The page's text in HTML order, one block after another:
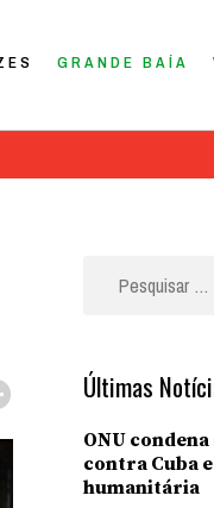
GRANDE BAÍA
Últimas
ONU condena
contra Cuba
humanitária